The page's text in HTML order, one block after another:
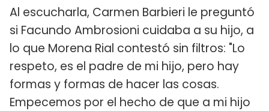
Al escucharla, Carmen Barbieri le preguntó
si Facundo Ambrosioni cuidaba a su hijo, a
lo que Morena Rial contestó sin filtros: "Lo
respeto, es el padre de mi hijo, pero hay
formas y formas de hacer las cosas.
Empecemos por el hecho de que a mi hijo